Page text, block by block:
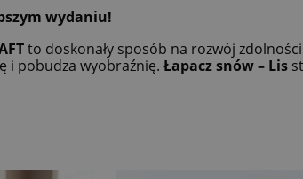
wydaniu!
to doskonały sposób na rozwój
i pobudza wyobraźnię. Łapacz snów – Lis